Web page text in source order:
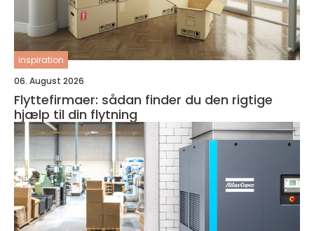
inspiration
06. August 2026
Flyttefirmaer: sådan finder du den rigtige
hjælp til din flytning